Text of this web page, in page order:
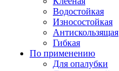
Водостойкая
Износостойкая
Антискользящая
Гибкая
По применению
Для опалубки